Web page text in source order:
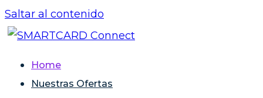
Saltar al contenido
SMARTCARD Connect
Su tarjeta de presentación Full digital y
Exclusiva
Home
Nuestras Ofertas